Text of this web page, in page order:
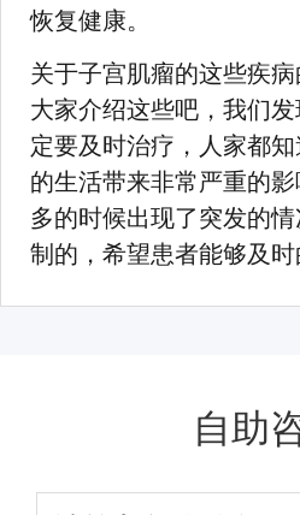
恢复健康。
关于子宫肌瘤的这些疾
大家介绍这些吧，我们
定要及时治疗，人家都
的生活带来非常严重的
多的时候出现了突发的
制的，希望患者能够及时
自助